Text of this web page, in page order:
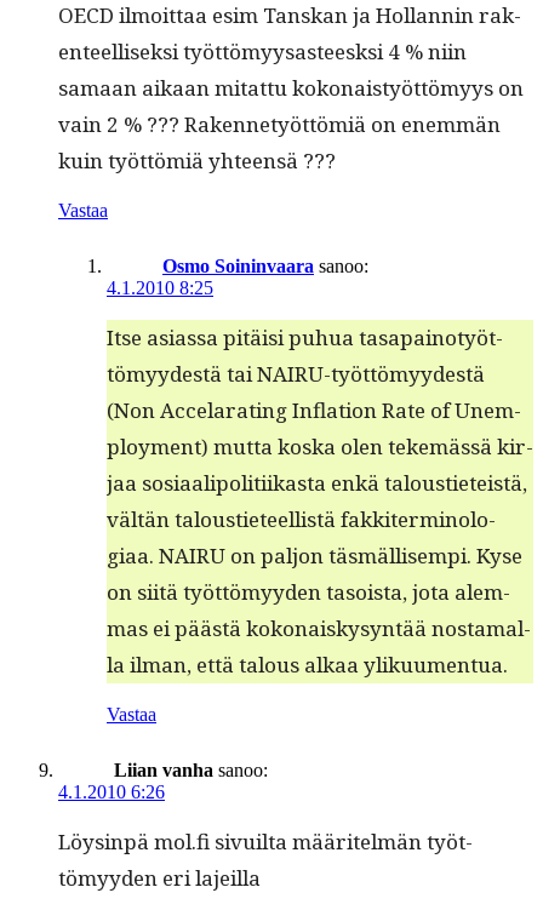
OECD ilmoit­taa esim Tan­skan ja Hol­lan­nin rak­
en­teel­lisek­si työt­tömyysas­teesksi 4 % niin
samaan aikaan mitat­tu kokon­aistyöt­tömyys on
vain 2 % ??? Raken­netyöt­tömiä on enem­män
kuin työt­tömiä yhteensä ???
Vastaa
Osmo Soininvaara sanoo:
4.1.2010 8:25
Itse asi­as­sa pitäisi puhua tas­apain­o­työt­
tömyy­destä tai NAIRU-työt­tömyy­destä
(Non Acce­larat­ing Infla­tion Rate of Unem­
ploy­ment) mut­ta kos­ka olen tekemässä kir­
jaa sosi­aalipoli­ti­ikas­ta enkä talousti­eteistä,
vältän talousti­eteel­listä fakkiter­mi­nolo­
giaa. NAIRU on paljon täs­mäl­lisem­pi. Kyse
on siitä työt­tömyy­den tasoista, jota alem­
mas ei päästä kokon­aiskysyn­tää nos­ta­mal­
la ilman, että talous alkaa ylikuumentua.
Vastaa
Liian vanha sanoo:
4.1.2010 6:26
Löys­in­pä mol.fi sivuil­ta määritelmän työt­
tömyy­den eri lajeilla